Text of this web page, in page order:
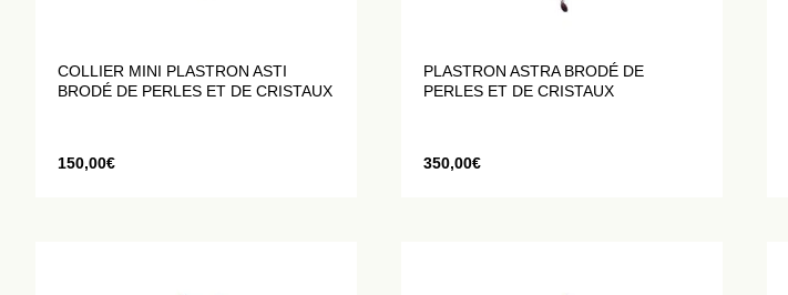
COLLIER MINI PLASTRON ASTI
BRODÉ DE PERLES ET DE CRISTAUX
150,00€
PLASTRON ASTRA BRODÉ DE
PERLES ET DE CRISTAUX
350,00€